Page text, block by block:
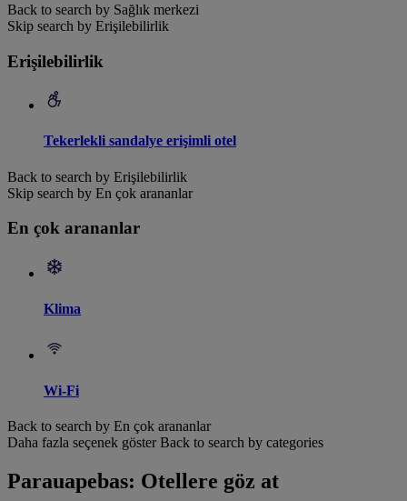
Back to search by Sağlık merkezi
Skip search by Erişilebilirlik
Erişilebilirlik
Tekerlekli sandalye erişimli otel
Back to search by Erişilebilirlik
Skip search by En çok arananlar
En çok arananlar
Klima
Wi-Fi
Back to search by En çok arananlar
Daha fazla seçenek göster Back to search by categories
Parauapebas: Otellere göz at